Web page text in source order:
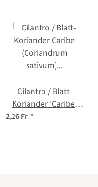
Cilantro / Blatt-
Koriander 'Caribe'
(Coriandrum
2,26 Fr.*